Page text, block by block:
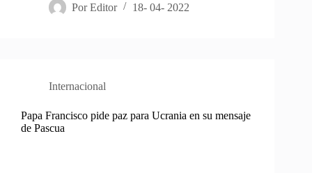
Por Editor 18- 04- 2022
Internacional
Papa Francisco pide paz para Ucrania en su mensaje
de Pascua